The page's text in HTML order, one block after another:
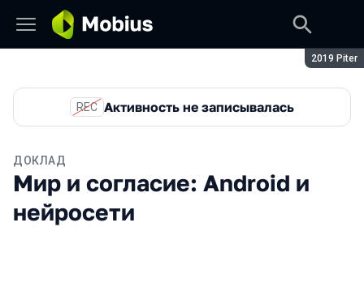
Сезон:
2019 Piter
REC Активность не записывалась
ДОКЛАД
Мир и согласие: Android и
нейросети